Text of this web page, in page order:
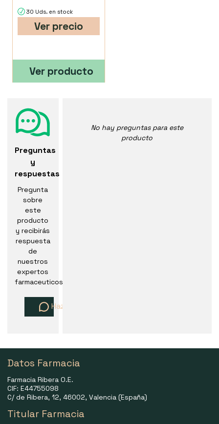
30 Uds. en stock
Ver precio
Ver producto
Preguntas
y
respuestas
Pregunta
sobre
este
producto
y recibirás
respuesta
de
nuestros
expertos
farmaceuticos
Haz una pregunta
No hay preguntas para este
producto
Datos Farmacia
Farmacia Ribera O.E.
CIF: E44755098
C/ de Ribera, 12, 46002, Valencia (España)
Titular Farmacia